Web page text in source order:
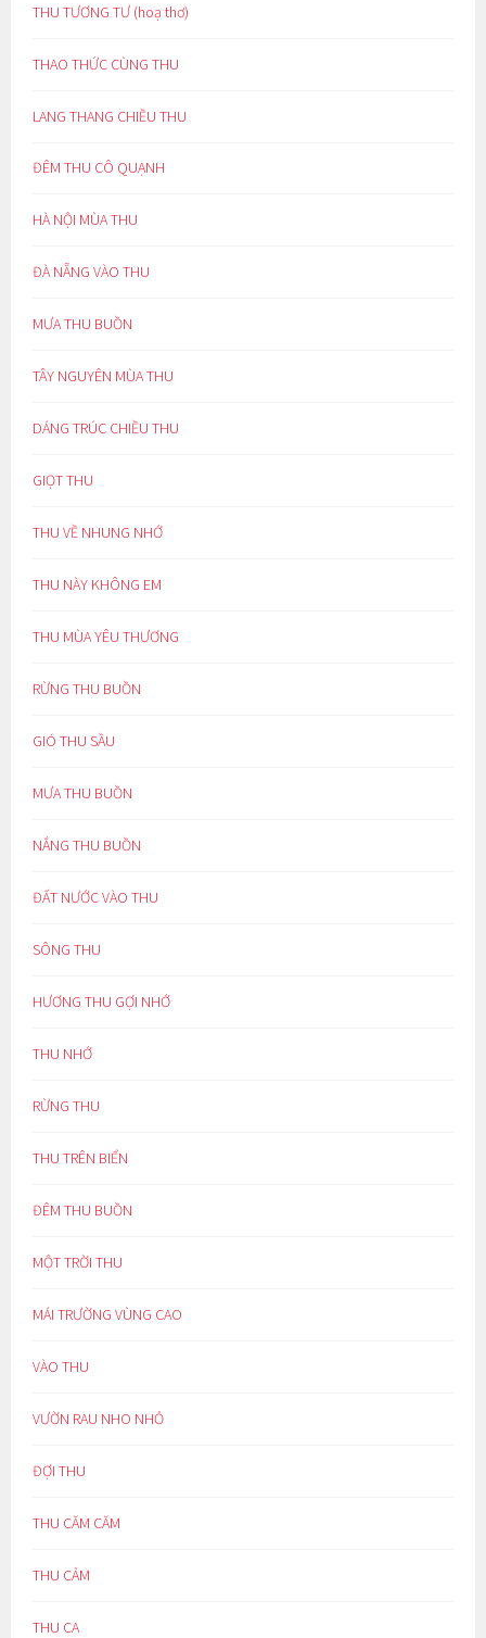
THU TƯƠNG TƯ (hoạ thơ)
THAO THỨC CÙNG THU
LANG THANG CHIỀU THU
ĐÊM THU CÔ QUẠNH
HÀ NỘI MÙA THU
ĐÀ NẴNG VÀO THU
MƯA THU BUỒN
TÂY NGUYÊN MÙA THU
DÁNG TRÚC CHIỀU THU
GIỌT THU
THU VỀ NHUNG NHỚ
THU NÀY KHÔNG EM
THU MÙA YÊU THƯƠNG
RỪNG THU BUỒN
GIÓ THU SẦU
MƯA THU BUỒN
NẮNG THU BUỒN
ĐẤT NƯỚC VÀO THU
SÔNG THU
HƯƠNG THU GỢI NHỚ
THU NHỚ
RỪNG THU
THU TRÊN BIỂN
ĐÊM THU BUỒN
MỘT TRỜI THU
MÁI TRƯỜNG VÙNG CAO
VÀO THU
VƯỜN RAU NHO NHỎ
ĐỢI THU
THU CĂM CĂM
THU CẢM
THU CA